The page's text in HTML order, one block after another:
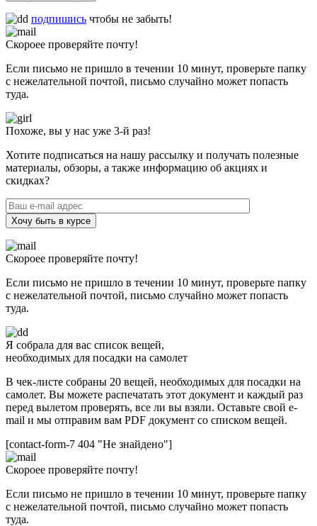
подпишись чтобы не забыть!
Скороее проверяйте почту!
Если письмо не пришло в течении 10 минут, проверьте папку
с нежелательной почтой, письмо случайно может попасть
туда.
Похоже, вы у нас уже 3-й раз!
Хотите подписаться на нашу рассылку и получать полезные
материалы, обзоры, а также информацию об акциях и
скидках?
Хочу быть в курсе
Скороее проверяйте почту!
Если письмо не пришло в течении 10 минут, проверьте папку
с нежелательной почтой, письмо случайно может попасть
туда.
Я собрала для вас список вещей,
необходимых для посадки на самолет
В чек-листе собраны 20 вещей, необходимых для посадки на
самолет. Вы можете распечатать этот документ и каждый раз
перед вылетом проверять, все ли вы взяли. Оставьте свой e-
mail и мы отправим вам PDF документ со списком вещей.
[contact-form-7 404 "Не знайдено"]
Скороее проверяйте почту!
Если письмо не пришло в течении 10 минут, проверьте папку
с нежелательной почтой, письмо случайно может попасть
туда.